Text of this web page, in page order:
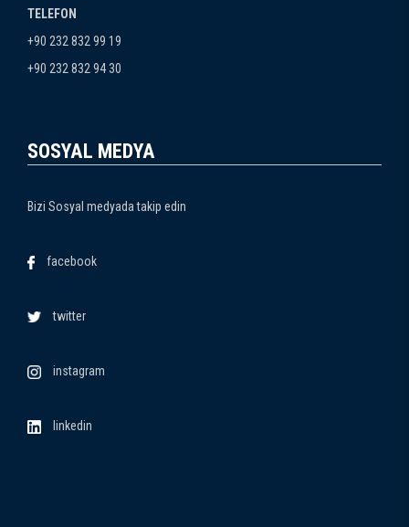
TELEFON
+90 232 832 99 19
+90 232 832 94 30
SOSYAL MEDYA
Bizi Sosyal medyada takip edin
facebook
twitter
instagram
linkedin